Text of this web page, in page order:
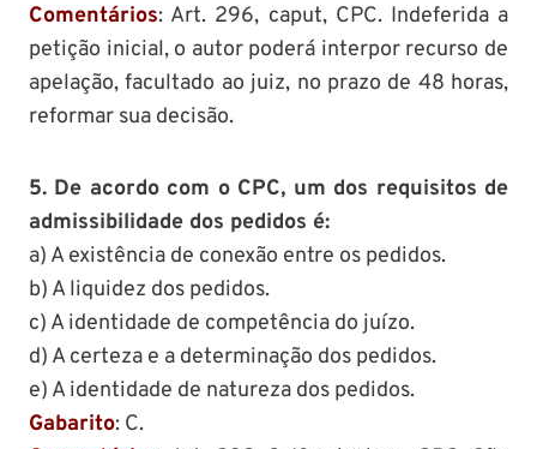
Comentários: Art. 296, caput, CPC. Indeferida a
petição inicial, o autor poderá interpor recurso de
apelação, facultado ao juiz, no prazo de 48 horas,
reformar sua decisão.
5. De acordo com o CPC, um dos requisitos de
admissibilidade dos pedidos é:
a) A existência de conexão entre os pedidos.
b) A liquidez dos pedidos.
c) A identidade de competência do juízo.
d) A certeza e a determinação dos pedidos.
e) A identidade de natureza dos pedidos.
Gabarito: C.